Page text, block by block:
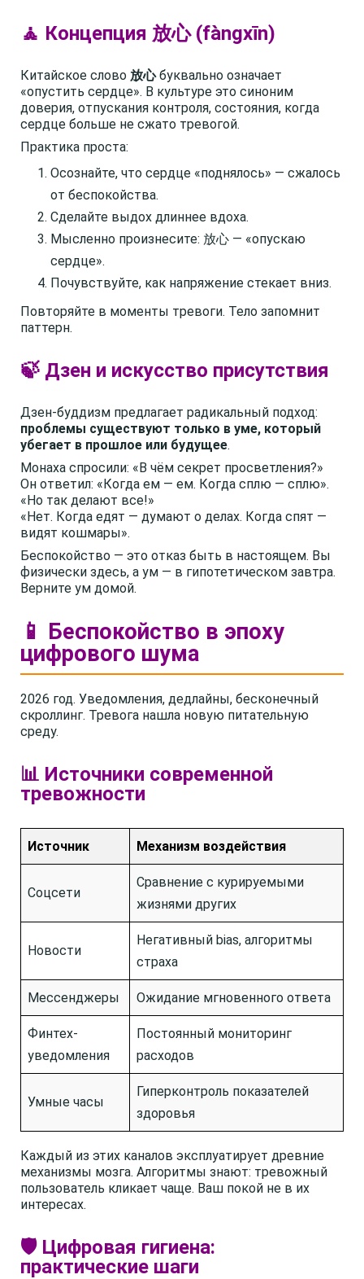
🧘 Концепция 放心 (fàngxīn)
Китайское слово 放心буквально означает
«опустить сердце». В культуре это синоним
доверия, отпускания контроля, состояния, когда
сердце больше не сжато тревогой.
Практика проста:
Осознайте, что сердце «поднялось» — сжалось
от беспокойства.
Сделайте выдох длиннее вдоха.
Мысленно произнесите: 放心 — «опускаю
сердце».
Почувствуйте, как напряжение стекает вниз.
Повторяйте в моменты тревоги. Тело запомнит
паттерн.
🍃 Дзен и искусство присутствия
Дзен-буддизм предлагает радикальный подход:
проблемы существуют только в уме, который
убегает в прошлое или будущее.
Монаха спросили: «В чём секрет просветления?»
Он ответил: «Когда ем — ем. Когда сплю — сплю».
«Но так делают все!»
«Нет. Когда едят — думают о делах. Когда спят —
видят кошмары».
Беспокойство — это отказ быть в настоящем. Вы
физически здесь, а ум — в гипотетическом завтра.
Верните ум домой.
📱 Беспокойство в эпоху
цифрового шума
2026 год. Уведомления, дедлайны, бесконечный
скроллинг. Тревога нашла новую питательную
среду.
📊 Источники современной
тревожности
Источник Механизм воздействия
Соцсети
Сравнение с курируемыми
жизнями других
Новости
Негативный bias, алгоритмы
страха
Мессенджеры Ожидание мгновенного ответа
Финтех-
уведомления
Постоянный мониторинг
расходов
Умные часы
Гиперконтроль показателей
здоровья
Каждый из этих каналов эксплуатирует древние
механизмы мозга. Алгоритмы знают: тревожный
пользователь кликает чаще. Ваш покой не в их
интересах.
🛡️ Цифровая гигиена:
практические шаги